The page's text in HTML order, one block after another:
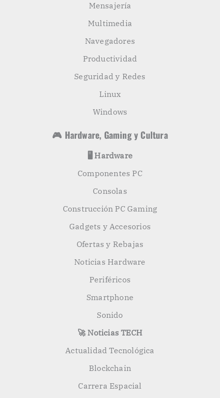
Mensajería
Multimedia
Navegadores
Productividad
Seguridad y Redes
Linux
Windows
🎮 Hardware, Gaming y Cultura
🖥️ Hardware
Componentes PC
Consolas
Construcción PC Gaming
Gadgets y Accesorios
Ofertas y Rebajas
Noticias Hardware
Periféricos
Smartphone
Sonido
🚀 Noticias TECH
Actualidad Tecnológica
Blockchain
Carrera Espacial